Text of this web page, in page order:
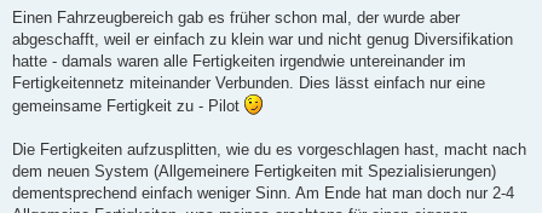
i
r
a
Einen Fahrzeugbereich gab es früher schon mal, der wurde aber
abgeschafft, weil er einfach zu klein war und nicht genug Diversifikation
hatte - damals waren alle Fertigkeiten irgendwie untereinander im
Fertigkeitennetz miteinander Verbunden. Dies lässt einfach nur eine
gemeinsame Fertigkeit zu - Pilot
Die Fertigkeiten aufzusplitten, wie du es vorgeschlagen hast, macht nach
dem neuen System (Allgemeinere Fertigkeiten mit Spezialisierungen)
dementsprechend einfach weniger Sinn. Am Ende hat man doch nur 2-4